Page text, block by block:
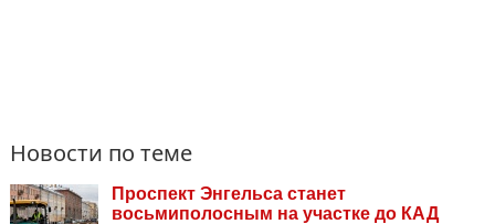
Новости по теме
Проспект Энгельса станет
восьмиполосным на участке до КАД